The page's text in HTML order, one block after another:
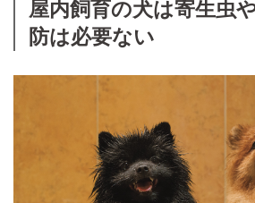
屋内飼育の犬は寄生虫
防は必要ない